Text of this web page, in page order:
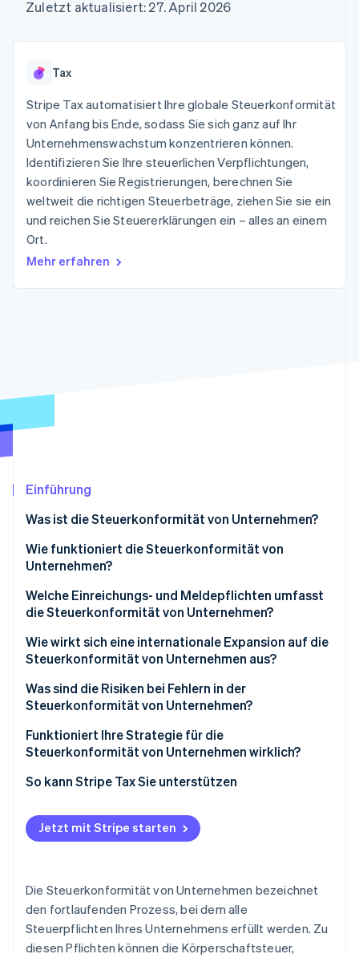
Authorization
Optimierung der
Autorisierungsraten
Link
Beschleunigter
Bezahlvorgang
Financial
Connections
Finanzdaten
Data Pipeline
Datensynchronisierung
Climate
Online-Identitätsprüfung
Stripe-Sessions 2026
Erfahren Sie, wie Stripe Lösungen für die
Jetzt ansehen
Geldmanagement
SaaS
Nach Branche
KI-Unternehmen
Gaming
Bewirtung, Reisen und
Freizeit
Versicherungen
Medien und
Organisationen
Marktplatz auf
Abonnementverwaltung
Abrechnung um
Stablecoin-gestützte
Karten ausgeben: So
geht´s
Bereitstellung und
Verwaltung von
Diensten mit Agenten
Kontakt
kontaktieren
Partner werden
Zuletzt aktualisiert: 27. April 2026
Tax
Stripe Tax automatisiert Ihre globale Steuerkonformität
von Anfang bis Ende, sodass Sie sich ganz auf Ihr
Unternehmenswachstum konzentrieren können.
Identifizieren Sie Ihre steuerlichen Verpflichtungen,
koordinieren Sie Registrierungen, berechnen Sie
weltweit die richtigen Steuerbeträge, ziehen Sie sie ein
und reichen Sie Steuererklärungen ein – alles an einem
Ort.
Mehr erfahren
Einführung
Was ist die Steuerkonformität von Unternehmen?
Wie funktioniert die Steuerkonformität von
Unternehmen?
Körperschaftsteuer
Sales Tax
Welche Einreichungs- und Meldepflichten umfasst
die Steuerkonformität von Unternehmen?
Wie wirkt sich eine internationale Expansion auf die
Steuerkonformität von Unternehmen aus?
Betriebsstätte
Indirekte Steuerregistrierung
Was sind die Risiken bei Fehlern in der
Steuerkonformität von Unternehmen?
Geldstrafen
Due Diligence-Risiko
Drohende Prüfung
Funktioniert Ihre Strategie für die
Steuerkonformität von Unternehmen wirklich?
Kennen Sie Ihre Nexus-Exposition?
Sind Ihre Unterlagen geeignet für eine
Rekonstruktion?
Nutzen Sie die richtigen Tools?
So kann Stripe Tax Sie unterstützen
Jetzt mit Stripe starten
Die Steuerkonformität von Unternehmen bezeichnet
den fortlaufenden Prozess, bei dem alle
Steuerpflichten Ihres Unternehmens erfüllt werden. Zu
diesen Pflichten können die Körperschaftsteuer,